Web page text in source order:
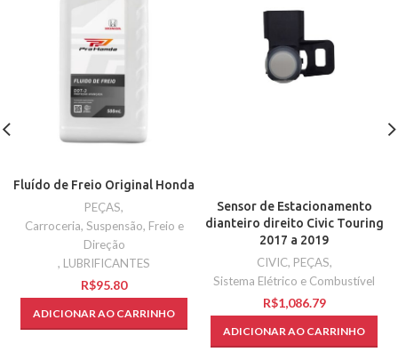
Fluído de Freio Original Honda
PEÇAS,
Carroceria, Suspensão, Freio e
Direção
, LUBRIFICANTES
R$
ADICIONAR AO CARRINHO
Sensor de Estacionamento
dianteiro direito Civic Touring
2017 a 2019
CIVIC, PEÇAS,
Sistema Elétrico e Combustível
R$
ADICIONAR AO CARRINHO